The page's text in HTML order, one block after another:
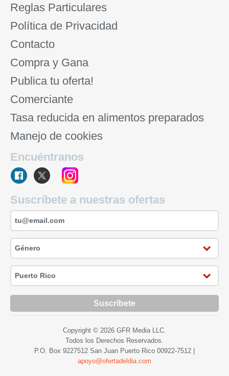
Reglas Particulares
Política de Privacidad
Contacto
Compra y Gana
Publica tu oferta!
Comerciante
Tasa reducida en alimentos preparados
Manejo de cookies
Encuéntranos
Suscríbete a nuestras ofertas
Suscríbete
Copyright © 2026 GFR Media LLC.
Todos los Derechos Reservados.
P.O. Box 9227512 San Juan Puerto Rico 00922-7512 |
apoyo@ofertadeldia.com